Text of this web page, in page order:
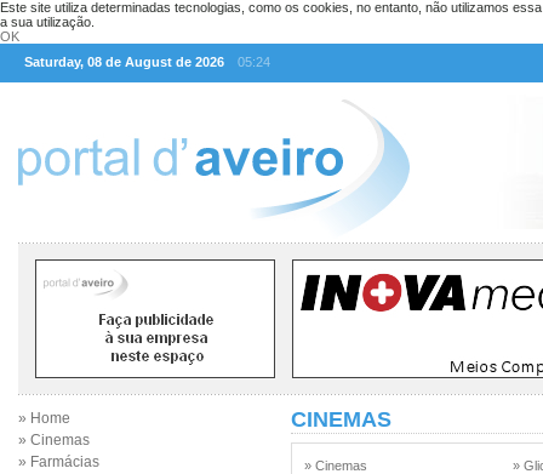
Este site utiliza determinadas tecnologias, como os cookies, no entanto, não utilizamos
a sua utilização.
OK
Saturday, 08 de August de 2026
05:24
» Home
» Cinemas
» Farmácias
CINEMAS
» Cinemas
»